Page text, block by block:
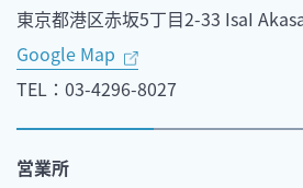
東京都港区赤坂5丁目2-33 IsaI
Google Map
TEL：03-4296-8027
営業所